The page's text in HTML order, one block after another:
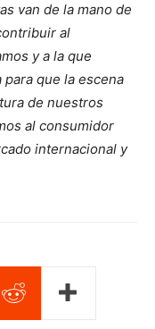
van de la mano de
al
y a la que
que la escena
de nuestros
al consumidor
internacional y